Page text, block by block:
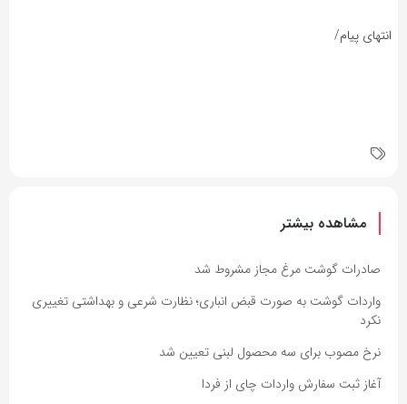
انتهای پیام/
مشاهده بیشتر
صادرات گوشت مرغ مجاز مشروط شد
واردات گوشت به صورت قبض انباری؛ نظارت شرعی و بهداشتی تغییری
نکرد
نرخ مصوب برای سه محصول لبنی تعیین شد
آغاز ثبت سفارش واردات چای از فردا